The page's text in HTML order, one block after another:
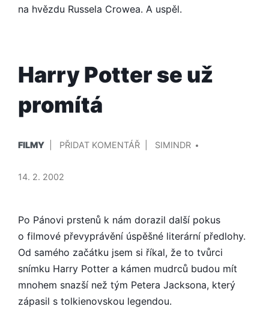
na hvězdu Russela Crowea. A uspěl.
Harry Potter se už
promítá
V
FILMY PŘIDAT KOMENTÁŘNA
PROMÍTÁ
SIMINDR
14. 2. 2002
Po Pánovi prstenů k nám dorazil další pokus
o filmové převyprávění úspěšné literární předlohy.
Od samého začátku jsem si říkal, že to tvůrci
snímku Harry Potter a kámen mudrců budou mít
mnohem snazší než tým Petera Jacksona, který
zápasil s tolkienovskou legendou.